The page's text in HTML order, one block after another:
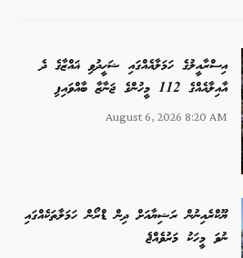
އިސްރާއީލުގެ ހަމަލާއެއްގައި ޝަހީދުވި ޣައްޒާގެ ދެ
އާއިލާއެއްގެ 112 މީހުންގެ ޖަނާޒާ ބާއްވައިފި
August 6, 2026 8:20 AM
ޔޫކްރެއިނުން ރަޝިޔާއަށް ދިން ޑްރޯން ހަމަލާތަކެއްގައި
ނުވަ މީހަކު މަރުވެއްޖެ